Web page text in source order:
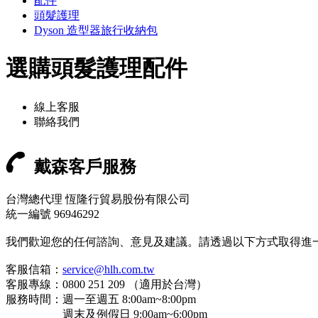
頭髮護理
Dyson 造型器旅行收納包
選購頭髮護理配件
線上客服
聯絡我們
戴森客戶服務
台灣總代理 恆隆行貿易股份有限公司
統一編號 96946292
我們歡迎您的任何諮詢、意見及建議。請透過以下方式取得進
客服信箱： service@hlh.com.tw
客服專線：0800 251 209 （適用於台灣）
服務時間：週一至週五 8:00am~8:00pm
週末及例假日 9:00am~6:00pm